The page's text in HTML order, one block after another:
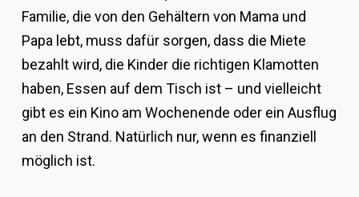
Familie, die von den Gehältern von Mama und
Papa lebt, muss dafür sorgen, dass die Miete
bezahlt wird, die Kinder die richtigen Klamotten
haben, Essen auf dem Tisch ist – und vielleicht
gibt es ein Kino am Wochenende oder ein Ausflug
an den Strand. Natürlich nur, wenn es finanziell
möglich ist.